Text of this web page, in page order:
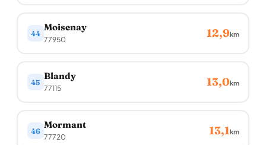
44
Moisenay
77950 12,9km
45
Blandy
77115 13,0km
46
Mormant
77720 13,1km